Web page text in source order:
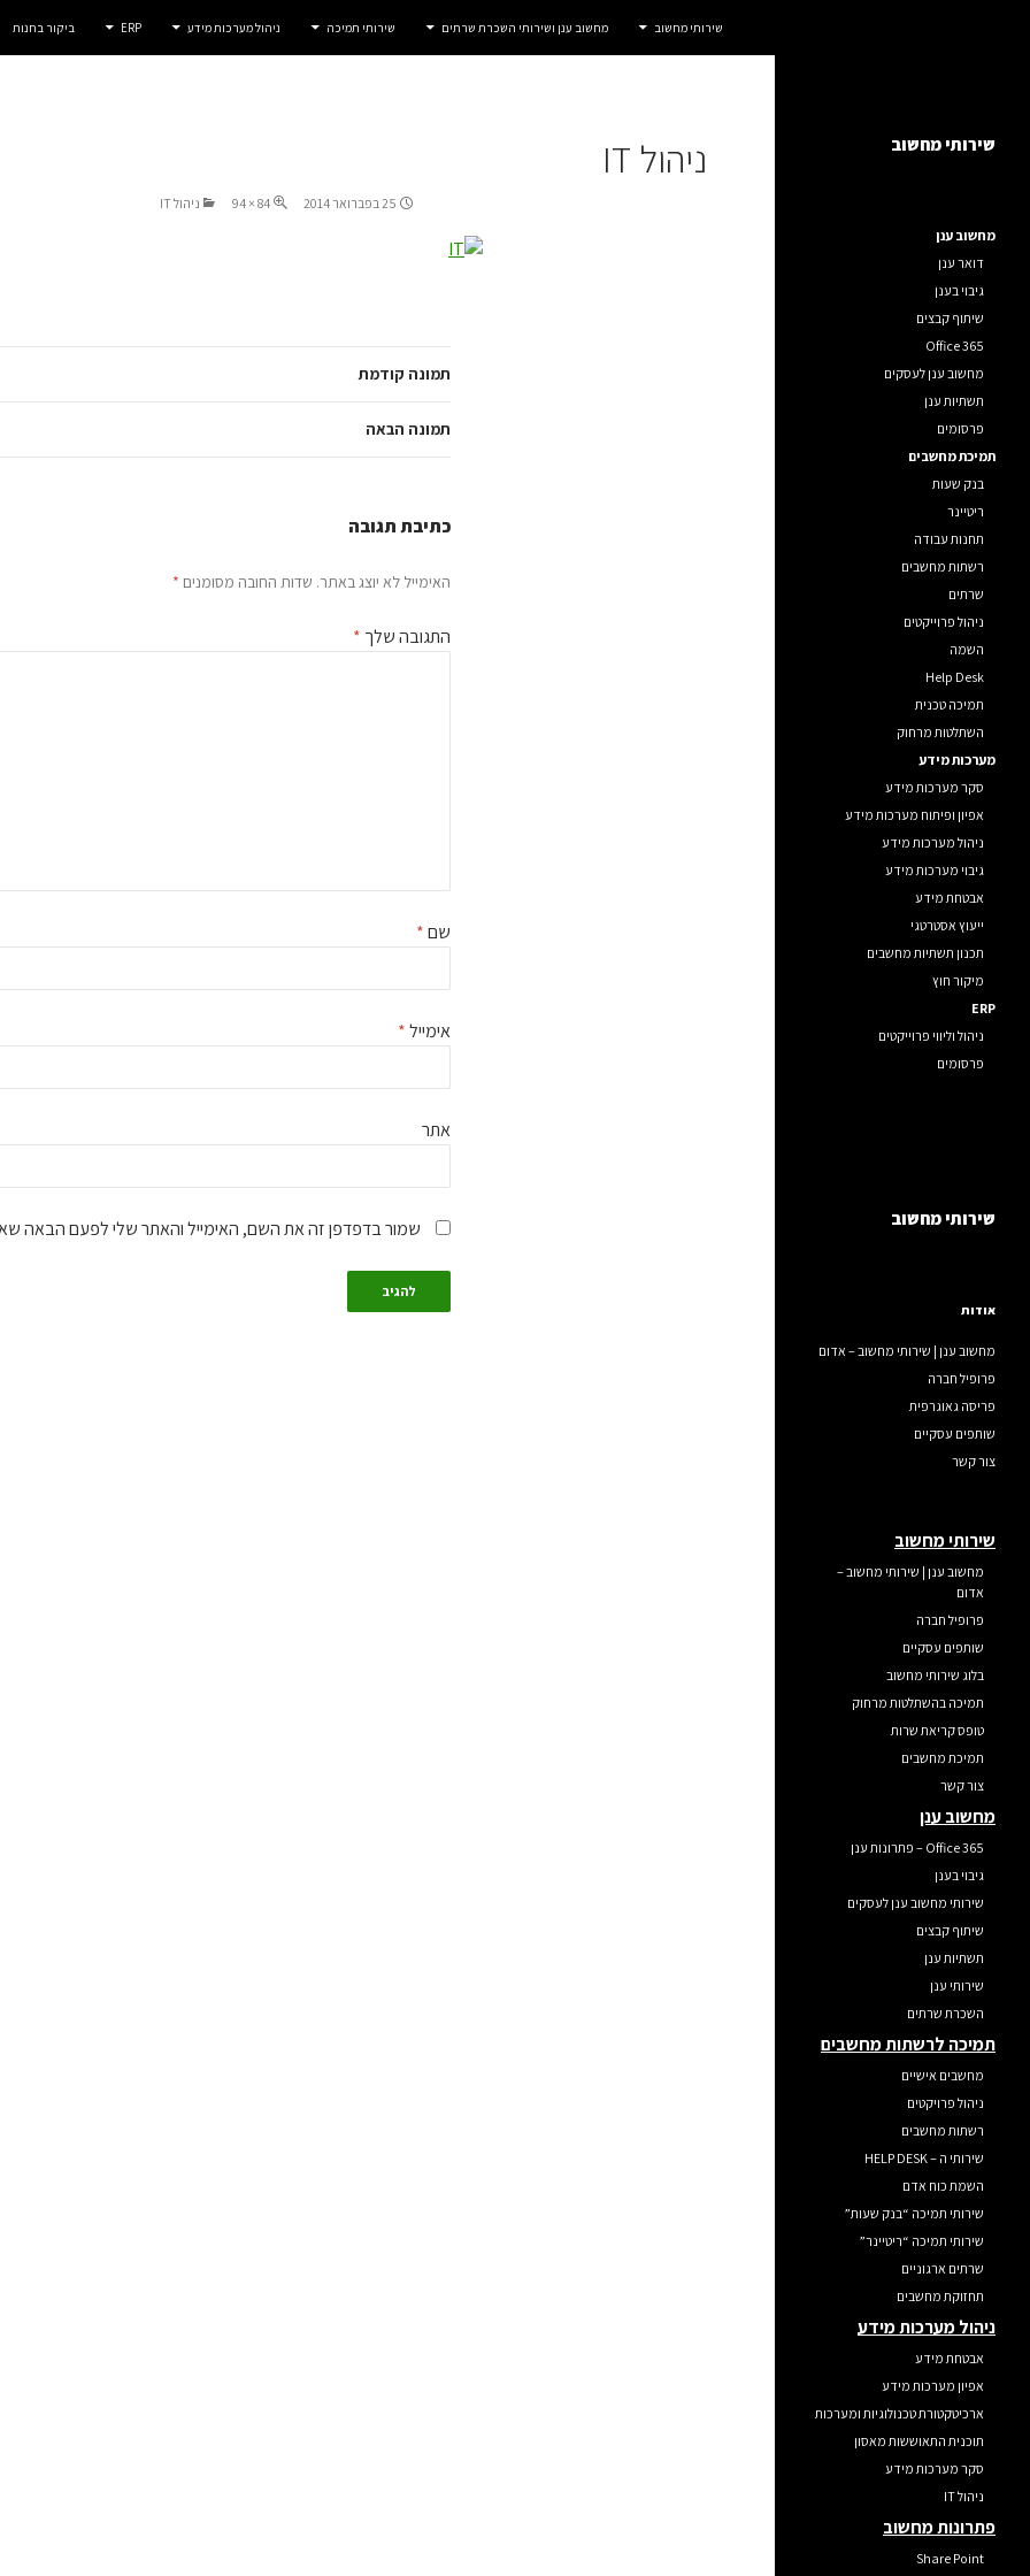
שירותי מחשוב מחשוב ענן ושירותי השכרת שרתים שירותי תמיכה ניהול מערכות מידע ERP ביקור בחנות
ניהול IT
25 בפברואר 2014 84 × 94 ניהול IT
תמונה קודמת
תמונה הבאה
כתיבת תגובה
האימייל לא יוצג באתר. שדות החובה מסומנים *
התגובה שלך *
שם*
אימייל*
אתר
שמור בדפדפן זה את השם, האימייל והאתר שלי לפעם הבאה
שירותי מחשוב
מחשוב ענן
דואר ענן
גיבוי בענן
שיתוף קבצים
Office 365
מחשוב ענן לעסקים
תשתיות ענן
פרסומים
תמיכת מחשבים
בנק שעות
ריטיינר
תחנות עבודה
רשתות מחשבים
שרתים
ניהול פרוייקטים
השמה
Help Desk
תמיכה טכנית
השתלטות מרחוק
מערכות מידע
סקר מערכות מידע
אפיון ופיתוח מערכות מידע
ניהול מערכות מידע
גיבוי מערכות מידע
אבטחת מידע
ייעוץ אסטרטגי
תכנון תשתיות מחשבים
מיקור חוץ
ERP
ניהול וליווי פרוייקטים
פרסומים
שירותי מחשוב
אודות
מחשוב ענן | שירותי מחשוב – אדום
פרופיל חברה
פריסה גאוגרפית
שותפים עסקיים
צור קשר
שירותי מחשוב
מחשוב ענן | שירותי מחשוב –
אדום
פרופיל חברה
שותפים עסקיים
בלוג שירותי מחשוב
תמיכה בהשתלטות מרחוק
טופס קריאת שרות
תמיכת מחשבים
צור קשר
מחשוב ענן
Office 365 – פתרונות ענן
גיבוי בענן
שירותי מחשוב ענן לעסקים
שיתוף קבצים
תשתיות ענן
שירותי ענן
השכרת שרתים
תמיכה לרשתות מחשבים
מחשבים אישיים
ניהול פרויקטים
רשתות מחשבים
שירותי ה – HELP DESK
השמת כוח אדם
שירותי תמיכה “בנק שעות”
שירותי תמיכה “ריטיינר”
שרתים ארגוניים
תחזוקת מחשבים
ניהול מערכות מידע
אבטחת מידע
אפיון מערכות מידע
ארכיטקטורת טכנולוגיות ומערכות
תוכנית התאוששות מאסון
סקר מערכות מידע
ניהול IT
פתרונות מחשוב
Share Point